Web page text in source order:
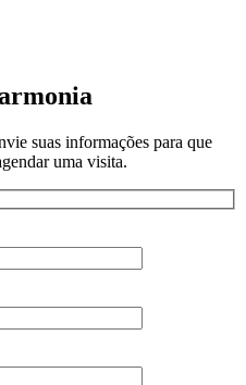
suas informações para que
uma visita.